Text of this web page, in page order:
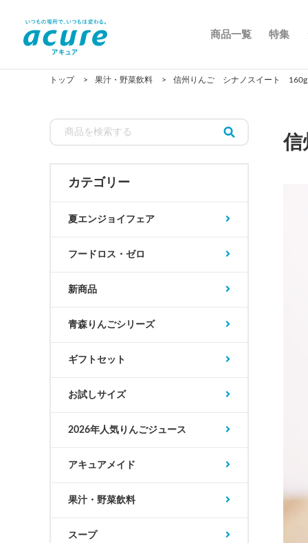
商品一覧 特集
トップ 果汁・野菜飲料 信州りんご シナノスイート 160g
カテゴリー
夏エンジョイフェア
フードロス・ゼロ
新商品
青森りんごシリーズ
ギフトセット
お試しサイズ
2026年人気りんごジュース
アキュアメイド
果汁・野菜飲料
スープ